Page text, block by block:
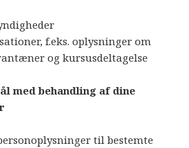
f.eks. oplysninger om
og kursusdeltagelse
med behandling af dine
til bestemte